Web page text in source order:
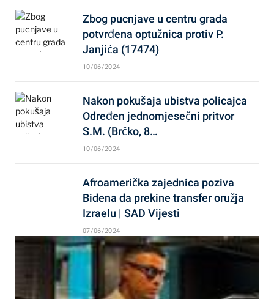
Zbog pucnjave u centru grada
potvrđena optužnica protiv P.
Janjića (17474)
10/06/2024
Nakon pokušaja ubistva policajca
Određen jednomjesečni pritvor
S.M. (Brčko, 8…
10/06/2024
Afroamerička zajednica poziva
Bidena da prekine transfer oružja
Izraelu | SAD Vijesti
07/06/2024